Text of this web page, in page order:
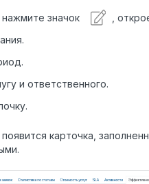
значок
,
и ответственного.
карточка,